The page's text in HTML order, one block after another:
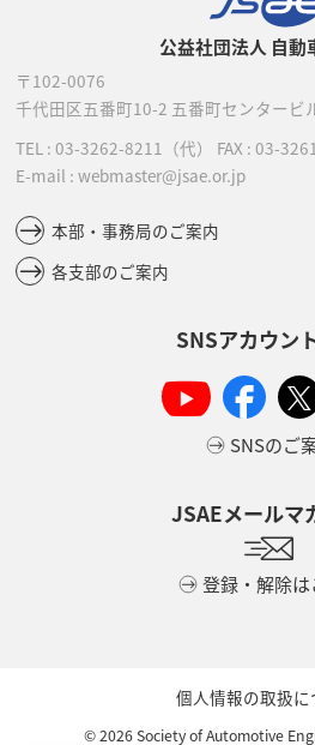
公益社団法人 自動
〒102-0076
千代田区五番町10-2 五番町センタービ
TEL : 03-3262-8211 （代） FAX : 03-
E-mail : webmaster@jsae.or.jp
本部・事務局のご案内
各支部のご案内
SNSアカウン
SNSのご
JSAEメールマ
登録・解除は
個人情報の取扱に
©2026Society of Automotive